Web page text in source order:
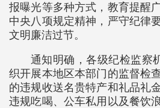
报曝光等多种方式，教育提醒
中央八项规定精神，严守纪律
文明廉洁过节。
通知明确，各级纪检监察
织开展本地区本部门的监督检
的违规收送名贵特产和礼品礼
违规吃喝、公车私用以及餐饮